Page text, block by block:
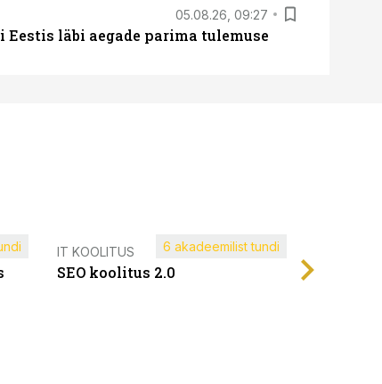
05.08.26, 09:27
läbi aegade parima tulemuse
IT KOOLITUS
SEO koolitus 2.0
6 akadeemilist tundi